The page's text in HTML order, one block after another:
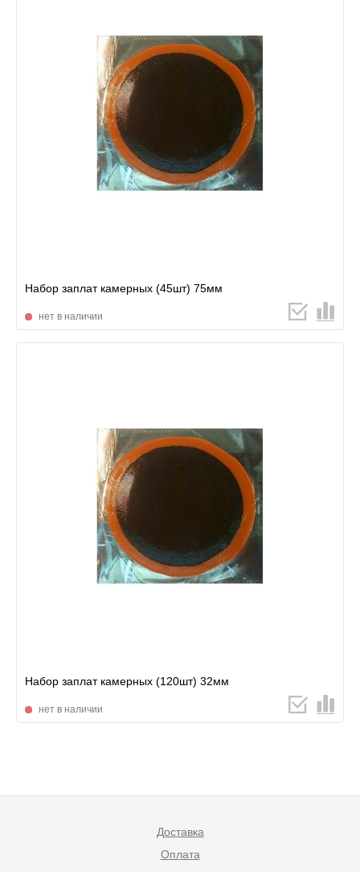
Набор заплат камерных (45шт) 75мм
нет в наличии
Набор заплат камерных (120шт) 32мм
нет в наличии
Доставка
Оплата